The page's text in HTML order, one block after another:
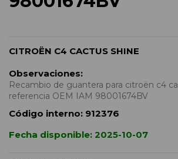
CITROËN C4 CACTUS SHINE
Observaciones:
Recambio de guantera para citroën c4
referencia OEM IAM 98001674BV
Código interno: 912376
Fecha disponible: 2025-10-07